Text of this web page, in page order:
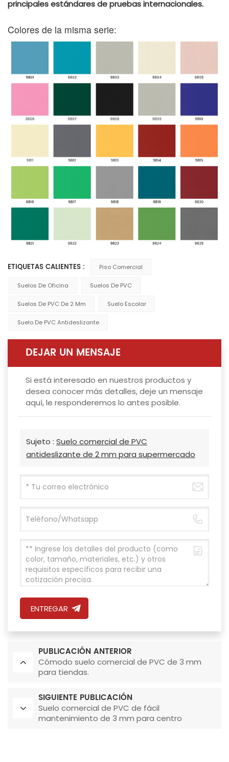
principales estándares de pruebas internacionales.
Colores de la misma serie:
ETIQUETAS CALIENTES : Piso Comercial
Suelos De Oficina Suelos De PVC
Suelos De PVC De 2 Mm Suelo Escolar
Suelo De PVC Antideslizante
DEJAR UN MENSAJE
Si está interesado en nuestros productos y
desea conocer más detalles, deje un mensaje
aquí, le responderemos lo antes posible.
Sujeto : Suelo comercial de PVC
antideslizante de 2 mm para supermercado
ENTREGAR
PUBLICACIÓN ANTERIOR
Cómodo suelo comercial de PVC de 3 mm
para tiendas.
SIGUIENTE PUBLICACIÓN
Suelo comercial de PVC de fácil
mantenimiento de 3 mm para centro